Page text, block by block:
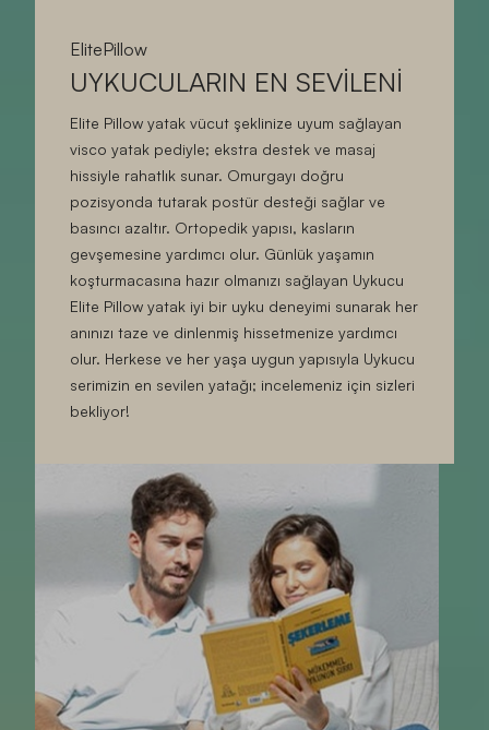
ElitePillow
UYKUCULARIN EN SEVİLENİ
Elite Pillow yatak vücut şeklinize uyum sağlayan
visco yatak pediyle; ekstra destek ve masaj
hissiyle rahatlık sunar. Omurgayı doğru
pozisyonda tutarak postür desteği sağlar ve
basıncı azaltır. Ortopedik yapısı, kasların
gevşemesine yardımcı olur. Günlük yaşamın
koşturmacasına hazır olmanızı sağlayan Uykucu
Elite Pillow yatak iyi bir uyku deneyimi sunarak her
anınızı taze ve dinlenmiş hissetmenize yardımcı
olur. Herkese ve her yaşa uygun yapısıyla Uykucu
serimizin en sevilen yatağı; incelemeniz için sizleri
bekliyor!